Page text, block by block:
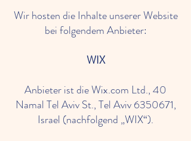
Wir hosten die Inhalte unserer Website
bei folgendem Anbieter:
WIX
Anbieter ist die Wix.com Ltd., 40
Namal Tel Aviv St., Tel Aviv6350671,
Israel (nachfolgend „WIX“).